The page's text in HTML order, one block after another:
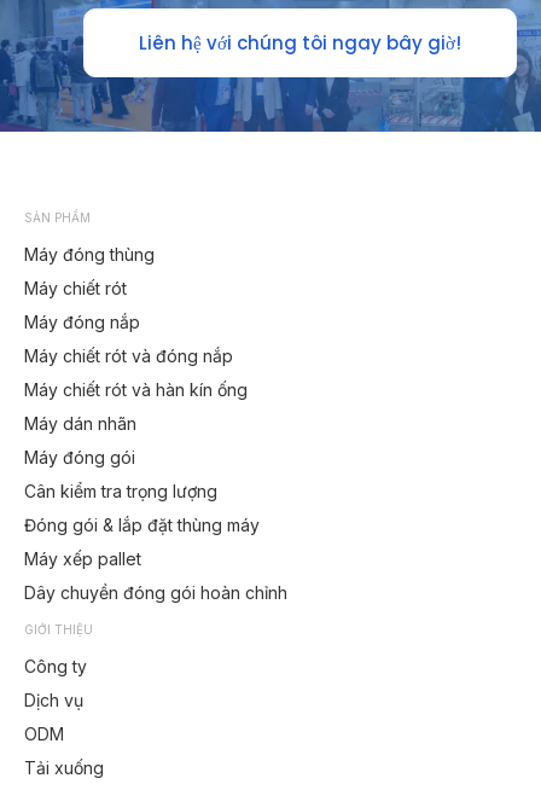
Liên hệ với chúng tôi ngay bây giờ!
SẢN PHẨM
Máy đóng thùng
Máy chiết rót
Máy đóng nắp
Máy chiết rót và đóng nắp
Máy chiết rót và hàn kín ống
Máy dán nhãn
Máy đóng gói
Cân kiểm tra trọng lượng
Đóng gói & lắp đặt thùng máy
Máy xếp pallet
Dây chuyền đóng gói hoàn chỉnh
GIỚI THIỆU
Công ty
Dịch vụ
ODM
Tải xuống